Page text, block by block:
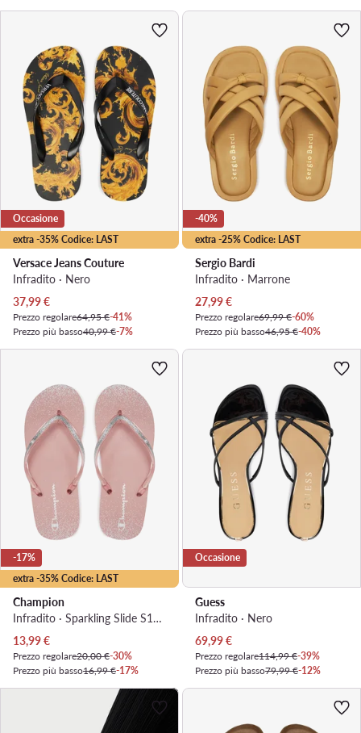
extra -35% Codice: LAST
Occasione
Versace Jeans Couture
Infradito · Nero
Prezzo attuale
37,99€
Prezzo regolare64,95 €-41%
Prezzo più basso40,99 €-7%
extra -25% Codice: LAST
-40%
Sergio Bardi
Infradito · Marrone
Prezzo attuale
27,99€
Prezzo regolare69,99 €-60%
Prezzo più basso46,95 €-40%
extra -35% Codice: LAST
-17%
Champion
Infradito · Sparkling Slide S11688-CHA-PS018 · Rosa
Prezzo attuale
13,99€
Prezzo regolare20,00 €-30%
Prezzo più basso16,99 €-17%
Occasione
Guess
Infradito · Nero
Prezzo attuale
69,99€
Prezzo regolare114,99 €-39%
Prezzo più basso79,99 €-12%